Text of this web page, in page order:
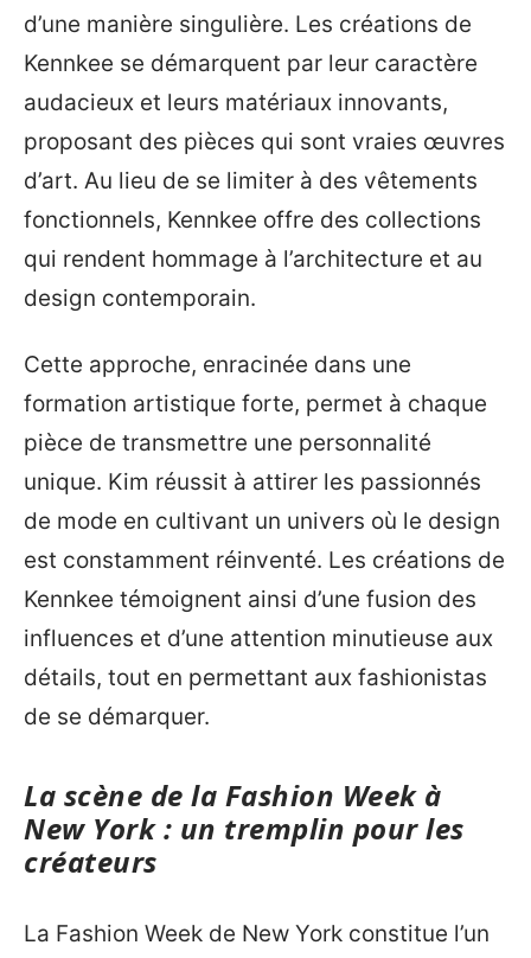
d’une manière singulière. Les créations de
Kennkee se démarquent par leur caractère
audacieux et leurs matériaux innovants,
proposant des pièces qui sont vraies œuvres
d’art. Au lieu de se limiter à des vêtements
fonctionnels, Kennkee offre des collections
qui rendent hommage à l’architecture et au
design contemporain.
Cette approche, enracinée dans une
formation artistique forte, permet à chaque
pièce de transmettre une personnalité
unique. Kim réussit à attirer les passionnés
de mode en cultivant un univers où le design
est constamment réinventé. Les créations de
Kennkee témoignent ainsi d’une fusion des
influences et d’une attention minutieuse aux
détails, tout en permettant aux fashionistas
de se démarquer.
La scène de la Fashion Week à
New York : un tremplin pour les
créateurs
La Fashion Week de New York constitue l’un